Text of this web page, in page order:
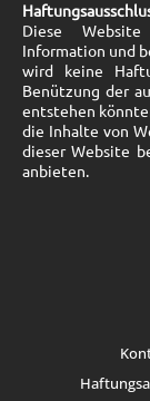
Diese
Information und
wird keine
Benützung der
entstehen
die Inhalte von
dieser Website
anbieten.